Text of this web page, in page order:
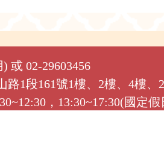
或 02-29603456
路1段161號1樓、2樓、4樓、
，13:30~17:30(國定